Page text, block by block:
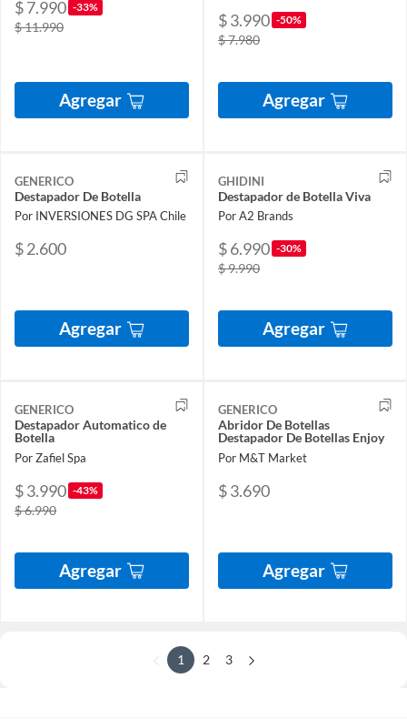
$ 7.990 -33%
$ 11.990
Agregar
$ 3.990 -50%
$ 7.980
Agregar
GENERICO
Destapador De Botella
Por INVERSIONES DG SPA Chile
$ 2.600
Agregar
GHIDINI
Destapador de Botella Viva
Por A2 Brands
$ 6.990 -30%
$ 9.990
Agregar
GENERICO
Destapador Automatico de
Botella
Por Zafiel Spa
$ 3.990 -43%
$ 6.990
Agregar
GENERICO
Abridor De Botellas
Destapador De Botellas Enjoy
Por M&T Market
$ 3.690
Agregar
1 2 3